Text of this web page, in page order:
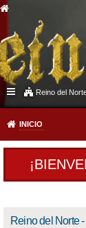
Reino del
INICIO
Reino del Norte